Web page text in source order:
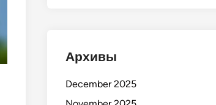
Архивы
December 2025